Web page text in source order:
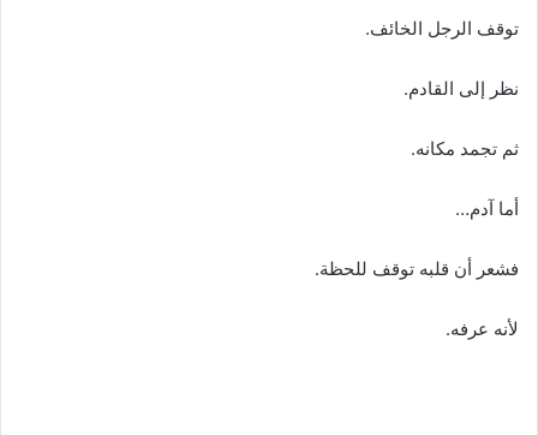
توقف الرجل الخائف.
نظر إلى القادم.
ثم تجمد مكانه.
أما آدم…
فشعر أن قلبه توقف للحظة.
لأنه عرفه.